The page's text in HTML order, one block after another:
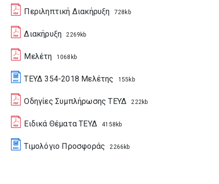
Περιληπτική Διακήρυξη 728kb
Διακήρυξη 2269kb
Μελέτη 1068kb
ΤΕΥΔ 354-2018 Μελέτης 155kb
Οδηγίες Συμπλήρωσης ΤΕΥΔ 222kb
Ειδικά Θέματα ΤΕΥΔ 4158kb
Τιμολόγιο Προσφοράς 2266kb